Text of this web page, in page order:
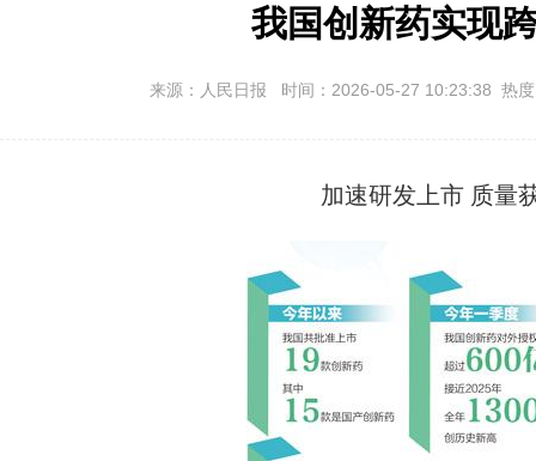
我国创新药实现
来源：人民日报 时间：2026-05-27 10:23:38 热
加速研发上市 质量